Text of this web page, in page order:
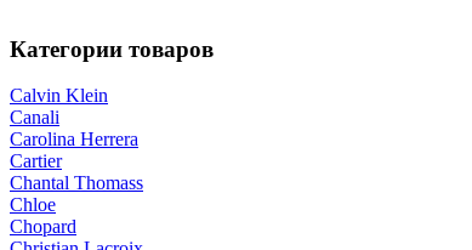
Категории товаров
Calvin Klein
Canali
Carolina Herrera
Cartier
Chantal Thomass
Chloe
Chopard